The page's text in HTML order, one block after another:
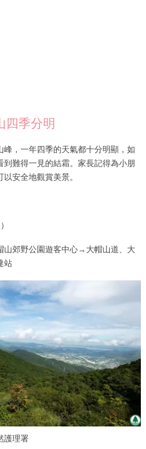
四季分明
峰，一年四季的天氣都十分明顯，如
到難得一見的結霜。家長記得為小朋
安全地觀賞美景。
山郊野公園遊客中心→大帽山道、大
站
護理署